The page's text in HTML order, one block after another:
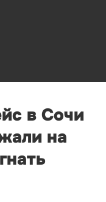
в Сочи
на